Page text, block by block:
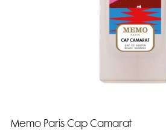
Memo Paris Cap Camarat